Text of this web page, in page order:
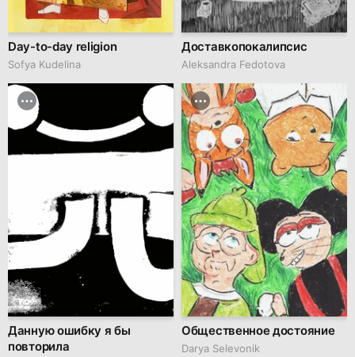
Day-to-day religion
Sofya Kudelina
Доставкопокалипсис
Aleksandra Fedotova
Данную ошибку я бы
повторила
Общественное достояние
Darya Selevonik